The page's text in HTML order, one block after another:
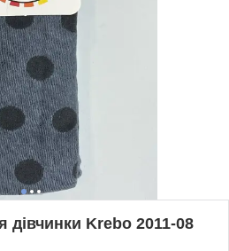
дівчинки Krebo 2011-08